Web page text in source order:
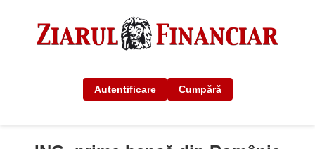
Autentificare Cumpără